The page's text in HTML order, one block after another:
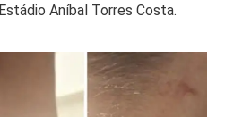
Aníbal Torres Costa.